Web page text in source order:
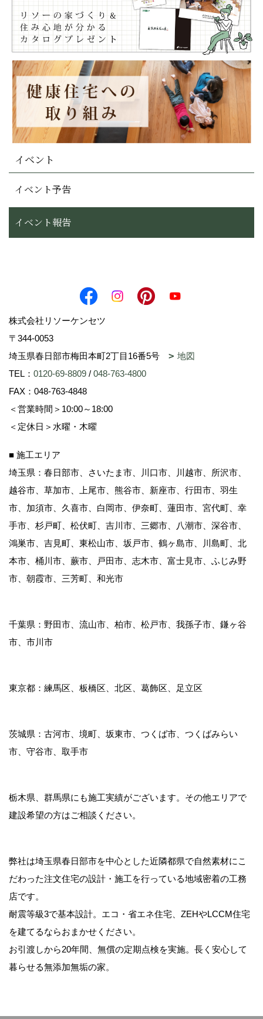
イベント
イベント予告
イベント報告
株式会社リソーケンセツ
〒344-0053
埼玉県春日部市梅田本町2丁目16番5号
地図
TEL： 0120-69-8809 / 048-763-4800
FAX：048-763-4848
＜営業時間＞10:00～18:00
＜定休日＞水曜・木曜
■ 施工エリア
埼玉県：春日部市、さいたま市、川口市、川越市、所沢市、
越谷市、草加市、上尾市、熊谷市、新座市、行田市、羽生
市、加須市、久喜市、白岡市、伊奈町、蓮田市、宮代町、幸
手市、杉戸町、松伏町、吉川市、三郷市、八潮市、深谷市、
鴻巣市、吉見町、東松山市、坂戸市、鶴ヶ島市、川島町、北
本市、桶川市、蕨市、戸田市、志木市、富士見市、ふじみ野
市、朝霞市、三芳町、和光市
千葉県：野田市、流山市、柏市、松戸市、我孫子市、鎌ヶ谷
市、市川市
東京都：練馬区、板橋区、北区、葛飾区、足立区
茨城県：古河市、境町、坂東市、つくば市、つくばみらい
市、守谷市、取手市
栃木県、群馬県にも施工実績がございます。その他エリアで
建設希望の方はご相談ください。
弊社は埼玉県春日部市を中心とした近隣都県で自然素材にこ
だわった注文住宅の設計・施工を行っている地域密着の工務
店です。
耐震等級3で基本設計。エコ・省エネ住宅、ZEHやLCCM住宅
を建てるならおまかせください。
お引渡しから20年間、無償の定期点検を実施。長く安心して
暮らせる無添加無垢の家。